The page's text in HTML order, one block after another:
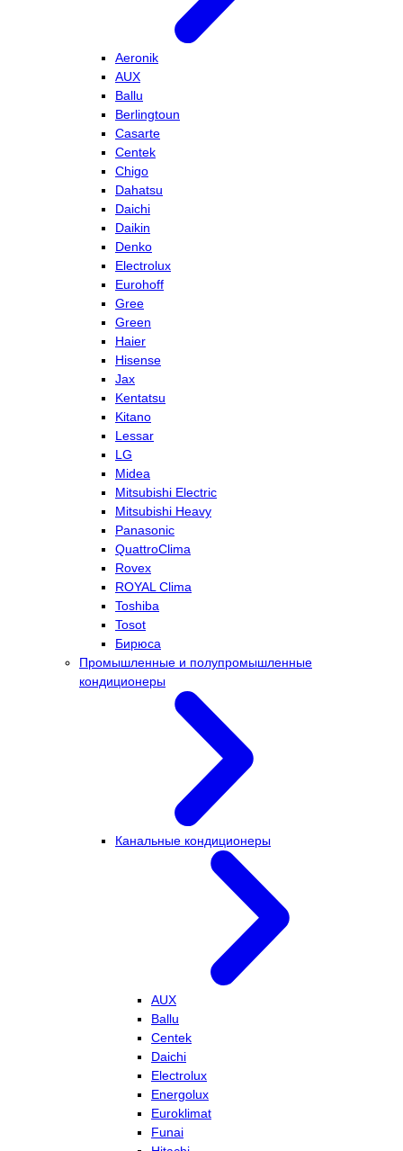
Aeronik
AUX
Ballu
Berlingtoun
Casarte
Centek
Chigo
Dahatsu
Daichi
Daikin
Denko
Electrolux
Eurohoff
Gree
Green
Haier
Hisense
Jax
Kentatsu
Kitano
Lessar
LG
Midea
Mitsubishi Electric
Mitsubishi Heavy
Panasonic
QuattroClima
Rovex
ROYAL Clima
Toshiba
Tosot
Бирюса
Промышленные и полупромышленные
кондиционеры
Канальные кондиционеры
AUX
Ballu
Centek
Daichi
Electrolux
Energolux
Euroklimat
Funai